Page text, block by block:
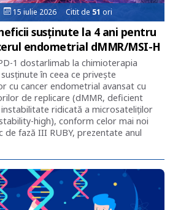
15 iulie 2026 Citit de 51 ori
susținute la 4 ani pentru
endometrial dMMR/MSI-H
1 dostarlimab la chimioterapia
în ceea ce privește
cu cancer endometrial avansat cu
de replicare (dMMR, deficient
ridicată a microsateliților
high), conform celor mai noi
de fază III RUBY, prezentate anul